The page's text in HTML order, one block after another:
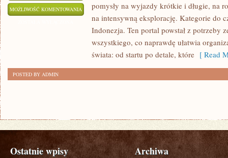
MOŻLIWOŚĆ KOMENTOWANIA AUSTRALIA
pomysły na wyjazdy krótkie i długie, na
na intensywną eksplorację. Kategorie do
Indonezja. Ten portal powstał z potrzeby
wszystkiego, co naprawdę ułatwia
świata: od startu po detale, które [ Read
POSTED BY ADMIN
Ostatnie wpisy Archiwa